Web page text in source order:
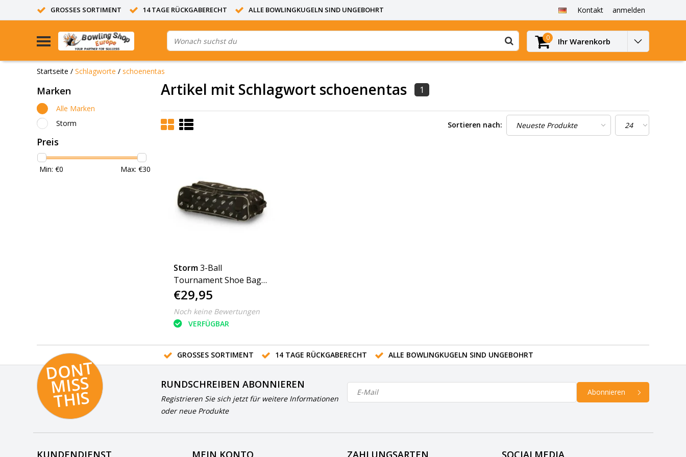
GROSSES SORTIMENT 14 TAGE RÜCKGABERECHT ALLE BOWLINGKUGELN SIND UNGEBOHRT Kontakt anmelden
0 Ihr Warenkorb
Startseite / Schlagworte / schoenentas
Marken
Alle Marken
Storm
Preis
Min: €0 Max: €30
Artikel mit Schlagwort schoenentas 1
Sortieren nach:
Storm 3-Ball
Tournament Shoe Bag
DYE
€29,95
Noch keine Bewertungen
VERFÜGBAR
GROSSES SORTIMENT 14 TAGE RÜCKGABERECHT ALLE BOWLINGKUGELN SIND UNGEBOHRT
D
O
N
T
MI
S
S
T
HI
S
RUNDSCHREIBEN ABONNIEREN
Registrieren Sie sich jetzt für weitere Informationen
oder neue Produkte
Abonnieren
KUNDENDIENST MEIN KONTO ZAHLUNGSARTEN SOCIALMEDIA